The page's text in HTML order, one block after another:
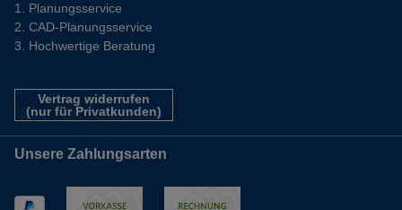
Planungsservice
CAD-Planungsservice
Hochwertige Beratung
Vertrag widerrufen
(nur für Privatkunden)
Unsere Zahlungsarten